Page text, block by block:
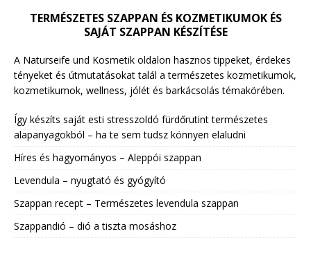
TERMÉSZETES SZAPPAN ÉS KOZMETIKUMOK ÉS
SAJÁT SZAPPAN KÉSZÍTÉSE
A Naturseife und Kosmetik oldalon hasznos tippeket, érdekes
tényeket és útmutatásokat talál a természetes kozmetikumok,
kozmetikumok, wellness, jólét és barkácsolás témakörében.
Így készíts saját esti stresszoldó fürdőrutint természetes
alapanyagokból – ha te sem tudsz könnyen elaludni
Híres és hagyományos – Aleppói szappan
Levendula – nyugtató és gyógyító
Szappan recept – Természetes levendula szappan
Szappandió – dió a tiszta mosáshoz